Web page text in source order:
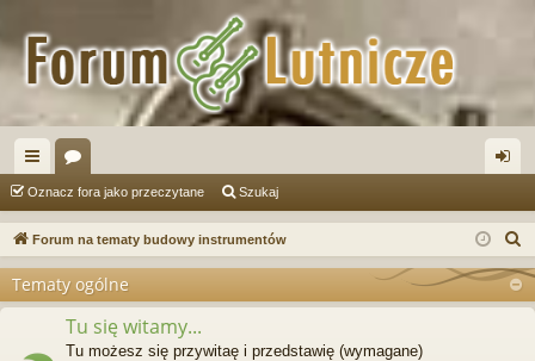
ię
ce
…
or
a og
si
Oznacz fora jako przeczytane Szukaj
Forum na tematy budowy instrumentów
Tematy ogólne
Tu się witamy...
Tu możesz się przywitaę i przedstawię (wymagane)